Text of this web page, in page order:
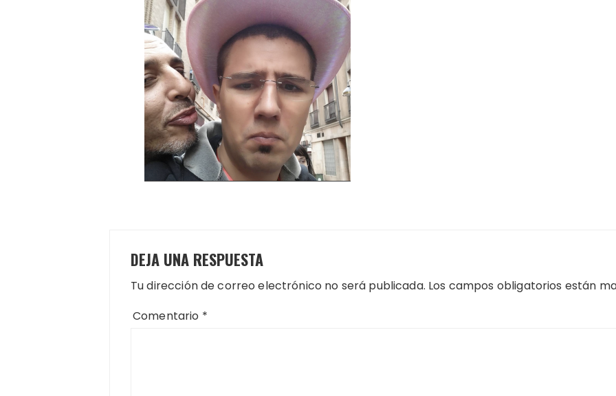
DEJA UNA RESPUESTA
Tu dirección de correo electrónico no será publicada. Los campos obligatorios están
Comentario *